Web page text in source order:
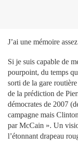
J’ai une mémoire
Si je suis capable de
pourpoint, du temps
sorti de la gare
de la prédiction de
démocrates de 2007
campagne mais
par McCain ». Un
l’étonnant drapeau